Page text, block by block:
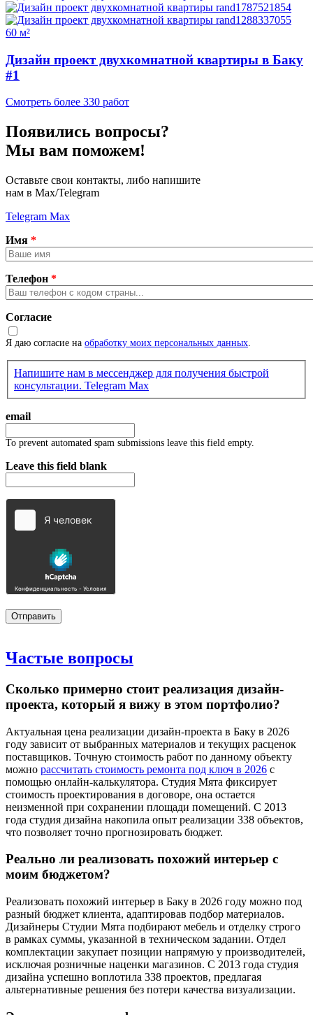
60 м²
Дизайн проект двухкомнатной квартиры в Баку
#1
Смотреть более 330 работ
Появились вопросы?
Мы вам поможем!
Оставьте свои контакты, либо напишите
нам в Max/Telegram
Telegram Max
Имя *
Телефон *
Согласие
Я даю согласие на обработку моих персональных данных
Напишите нам в мессенджер для получения быстрой
консультации. Telegram Max
email
To prevent automated spam submissions leave this field empty.
Leave this field blank
Частые вопросы
Сколько примерно стоит реализация дизайн-
проекта, который я вижу в этом портфолио?
Актуальная цена реализации дизайн-проекта в Баку в 2026
году зависит от выбранных материалов и текущих расценок
поставщиков. Точную стоимость работ по данному объекту
можно рассчитать стоимость ремонта под ключ в 2026 с
помощью онлайн-калькулятора. Студия Мята фиксирует
стоимость проектирования в договоре, она остается
неизменной при сохранении площади помещений. С 2013
года студия дизайна накопила опыт реализации 338 объектов,
что позволяет точно прогнозировать бюджет.
Реально ли реализовать похожий интерьер с
моим бюджетом?
Реализовать похожий интерьер в Баку в 2026 году можно под
разный бюджет клиента, адаптировав подбор материалов.
Дизайнеры Студии Мята подбирают мебель и отделку строго
в рамках суммы, указанной в техническом задании. Отдел
комплектации закупает позиции напрямую у производителей,
исключая розничные наценки магазинов. С 2013 года студия
дизайна успешно воплотила 338 проектов, предлагая
альтернативные решения без потери качества визуализации.